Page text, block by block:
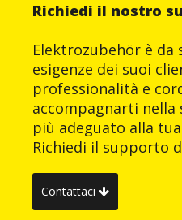
Richiedi il nostro
Elektrozubehör è
esigenze dei suoi
professionalità e
accompagnarti
più adeguato alla
Richiedi il supporto
Contattaci